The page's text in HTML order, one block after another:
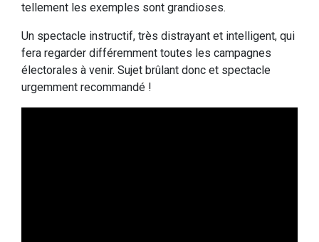
tellement les exemples sont grandioses.
Un spectacle instructif, très distrayant et intelligent, qui
fera regarder différemment toutes les campagnes
électorales à venir. Sujet brûlant donc et spectacle
urgemment recommandé !